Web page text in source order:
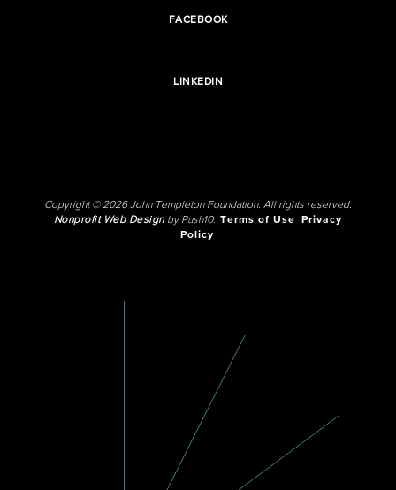
FACEBOOK
LINKEDIN
Copyright © 2026 John Templeton Foundation. All rights reserved.
Nonprofit Web Designby Push10. Terms of Use
Privacy
Policy